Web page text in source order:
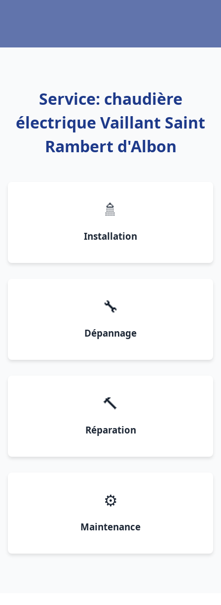
Service: chaudière
électrique Vaillant Saint
Rambert d'Albon
🚿
Installation
🔧
Dépannage
🔨
Réparation
⚙️
Maintenance